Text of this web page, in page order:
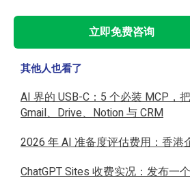
立即免费咨询
其他人也看了
AI 界的 USB-C：5 个必装 MCP，
Gmail、Drive、Notion 与 CRM
2026 年 AI 准备度评估费用：香港
ChatGPT Sites 收费实况：发布一